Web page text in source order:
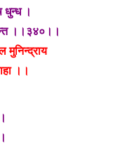
धुन्ध ।
।।३४०।।
मुनिन्द्राय
।।